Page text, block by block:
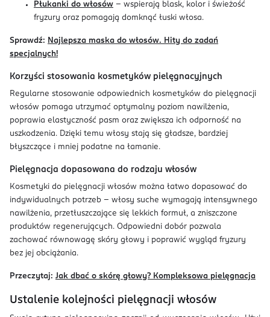
Płukanki do włosów – wspierają blask, kolor i świeżość
fryzury oraz pomagają domknąć łuski włosa.
Sprawdź: Najlepsza maska do włosów. Hity do zadań
specjalnych!
Korzyści stosowania kosmetyków pielęgnacyjnych
Regularne stosowanie odpowiednich kosmetyków do pielęgnacji
włosów pomaga utrzymać optymalny poziom nawilżenia,
poprawia elastyczność pasm oraz zwiększa ich odporność na
uszkodzenia. Dzięki temu włosy stają się gładsze, bardziej
błyszczące i mniej podatne na łamanie.
Pielęgnacja dopasowana do rodzaju włosów
Kosmetyki do pielęgnacji włosów można łatwo dopasować do
indywidualnych potrzeb – włosy suche wymagają intensywnego
nawilżenia, przetłuszczające się lekkich formuł, a zniszczone
produktów regenerujących. Odpowiedni dobór pozwala
zachować równowagę skóry głowy i poprawić wygląd fryzury
bez jej obciążania.
Przeczytaj: Jak dbać o skórę głowy? Kompleksowa pielęgnacja
Ustalenie kolejności pielęgnacji włosów